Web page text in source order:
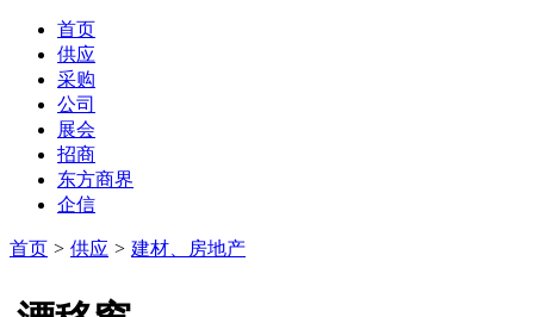
首页
供应
采购
公司
展会
招商
东方商界
企信
首页 > 供应 > 建材、房地产